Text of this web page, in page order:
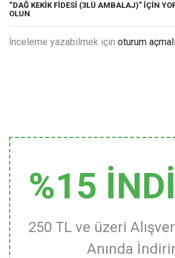
“DAĞ KEKIK FIDESI (3LÜ AMBALAJ)” IÇIN
OLUN
İnceleme yazabilmek için oturum
%15
250 TL ve üzeri
Anında